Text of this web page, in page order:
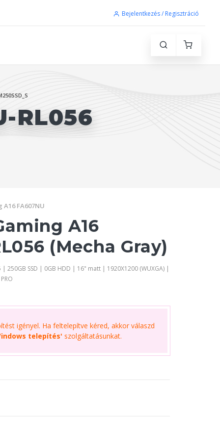
Bejelentkezés / Regisztráció
RL056
FA607NU
A16
(Mecha Gray)
| 250GB SSD | 0GB HDD | 16" matt | 1920X1200 (WUXGA) |
igényel. Ha feltelepítve kéred, akkor válaszd
telepítés' szolgáltatásunkat.